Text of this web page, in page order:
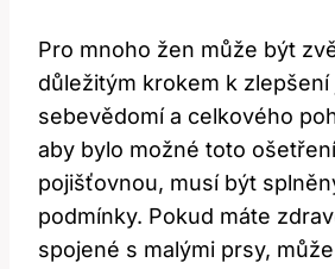
Pro mnoho žen může být
důležitým krokem k zlepšení
sebevědomí a celkového
aby bylo možné toto
pojišťovnou, musí být
podmínky. Pokud máte
spojené s malými prsy,